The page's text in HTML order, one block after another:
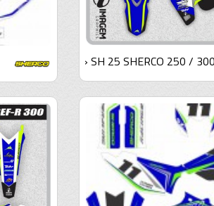
› SH 25 SHERCO 250 / 300